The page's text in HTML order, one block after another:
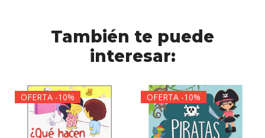
También te puede
interesar:
OFERTA -10% OFERTA -10%